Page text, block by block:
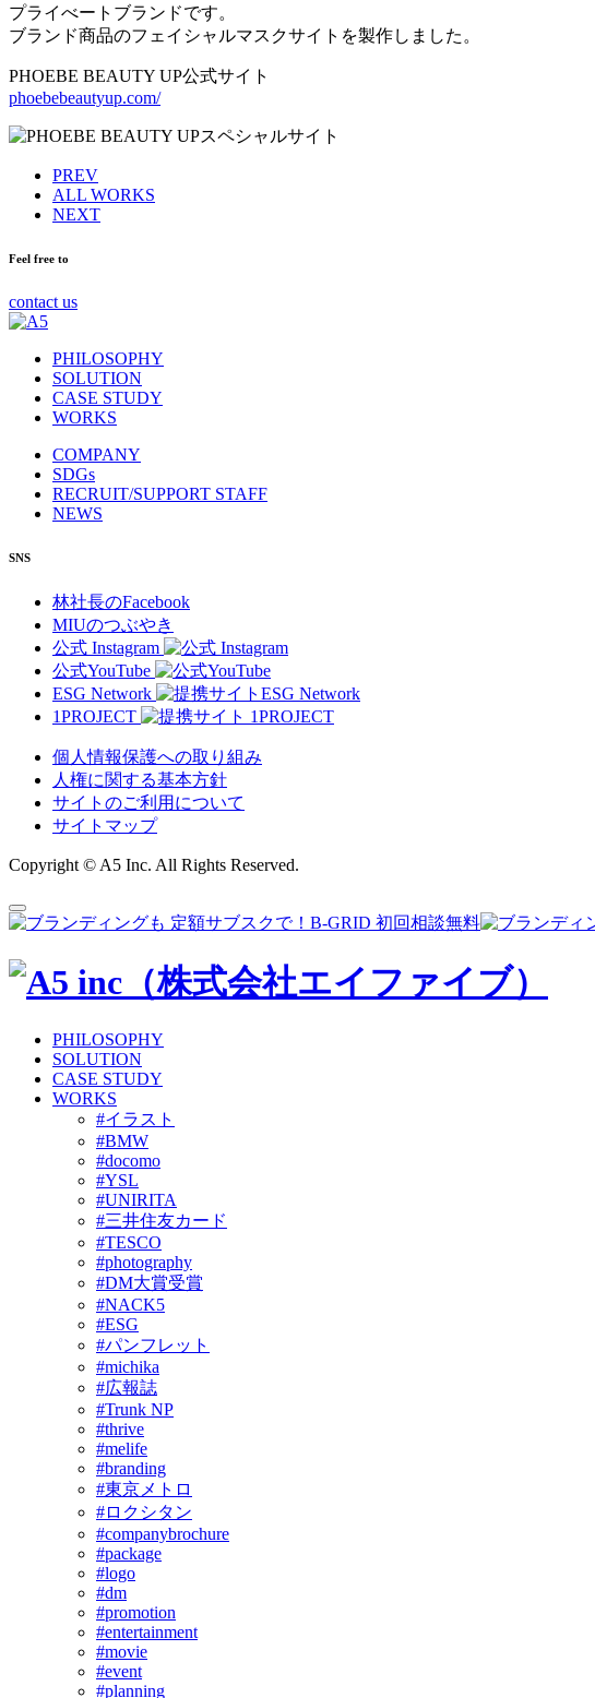
プライべートブランドです。
ブランド商品のフェイシャルマスクサイトを製作しました。
PHOEBE BEAUTY UP公式サイト
phoebebeautyup.com/
PREV
ALL WORKS
NEXT
Feel free to
contact us
PHILOSOPHY
SOLUTION
CASE STUDY
WORKS
COMPANY
SDGs
RECRUIT/SUPPORT STAFF
NEWS
SNS
林社長のFacebook
MIUのつぶやき
公式 Instagram
公式YouTube
ESG Network
1PROJECT
個人情報保護への取り組み
人権に関する基本方針
サイトのご利用について
サイトマップ
Copyright © A5 Inc. All Rights Reserved.
PHILOSOPHY
SOLUTION
CASE STUDY
WORKS
#イラスト
#BMW
#docomo
#YSL
#UNIRITA
#三井住友カード
#TESCO
#photography
#DM大賞受賞
#NACK5
#ESG
#パンフレット
#michika
#広報誌
#Trunk NP
#thrive
#melife
#branding
#東京メトロ
#ロクシタン
#companybrochure
#package
#logo
#dm
#promotion
#entertainment
#movie
#event
#planning